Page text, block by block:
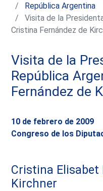
República Argentina
Visita de la
Cristina Fernández de
Visita de la
República
Fernández de
10 de febrero de 2009
Congreso de los
Cristina Elisabet
Kirchner